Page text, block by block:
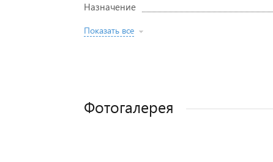
Назначение
Показать все
Фотогалерея